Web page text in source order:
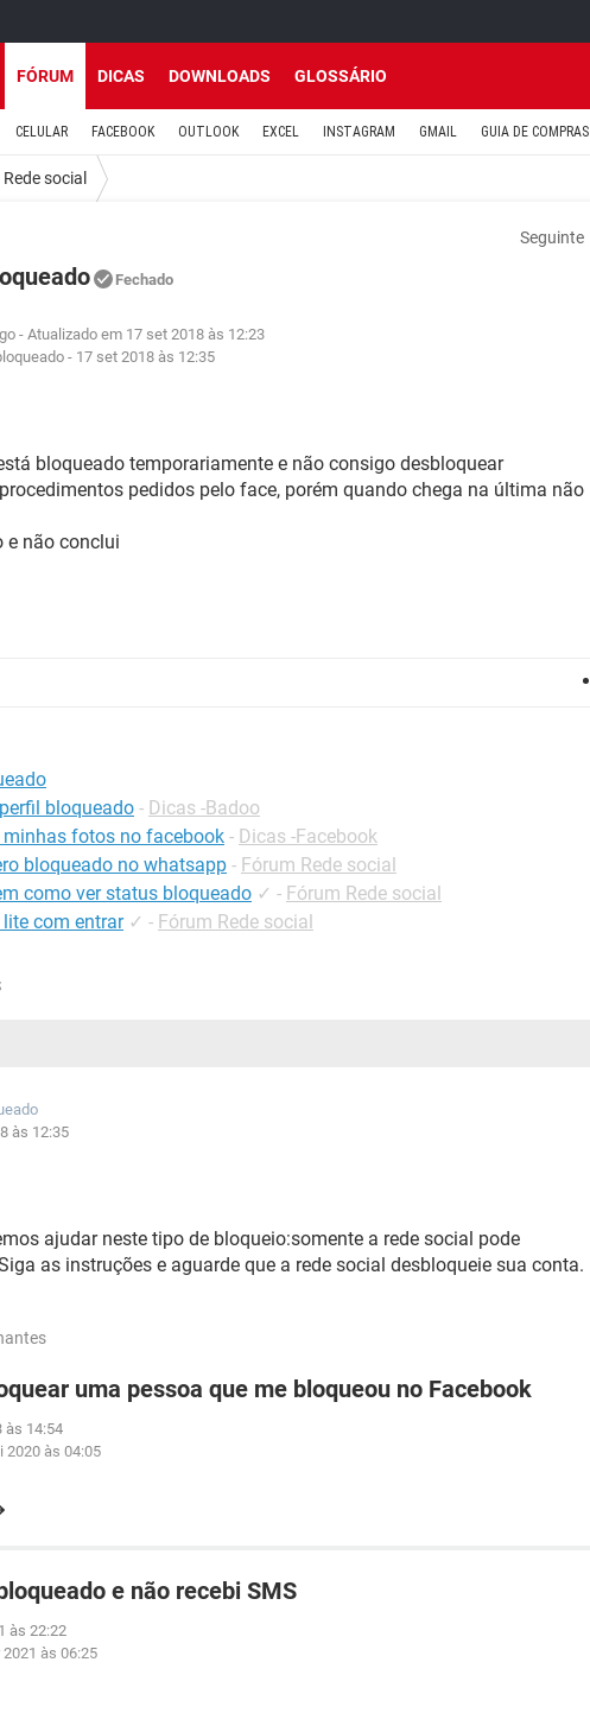
FÓRUM DICAS DOWNLOADS GLOSSÁRIO
CELULAR FACEBOOK OUTLOOK EXCEL INSTAGRAM GMAIL GUIA DE COMPRAS
Rede social
Seguinte
Fechado
- Atualizado em 17 set 2018 às 12:23
- 17 set 2018 às 12:35
bloqueado temporariamente e não consigo desbloquear
pedidos pelo face, porém quando chega na última não
e não conclui
bloqueado - Dicas -Badoo
minhas fotos no facebook - Dicas -Facebook
bloqueado no whatsapp - Fórum Rede social
como ver status bloqueado ✓ - Fórum Rede social
com entrar ✓ - Fórum Rede social
às 12:35
ajudar neste tipo de bloqueio:somente a rede social pode
as instruções e aguarde que a rede social desbloqueie sua conta.
uma pessoa que me bloqueou no Facebook
às 14:54
2020 às 04:05
e não recebi SMS
às 22:22
2021 às 06:25